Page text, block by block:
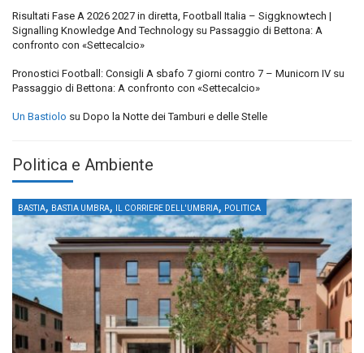
Risultati Fase A 2026 2027 in diretta, Football Italia – Siggknowtech |
Signalling Knowledge And Technology su Passaggio di Bettona: A
confronto con «Settecalcio»
Pronostici Football: Consigli A sbafo 7 giorni contro 7 – Municorn IV su
Passaggio di Bettona: A confronto con «Settecalcio»
Un Bastiolo su Dopo la Notte dei Tamburi e delle Stelle
Politica e Ambiente
BASTIA, BASTIA UMBRA, IL CORRIERE DELL'UMBRIA, POLITICA